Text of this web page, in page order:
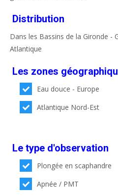
Distribution
Dans les Bassins de la Gironde -
Atlantique
Les zones
Eau douce - Europe
Atlantique Nord-Est
Le type d'observation
Plongée en scaphandre
Apnée / PMT